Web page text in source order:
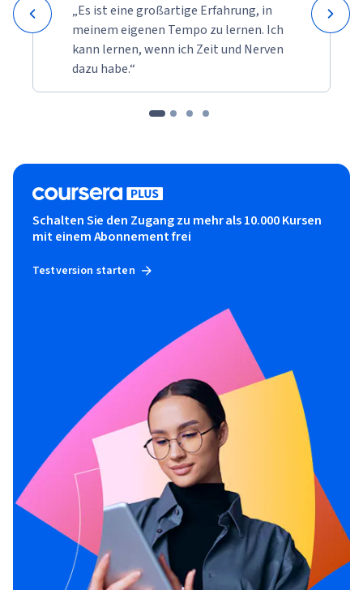
„Es ist eine großartige Erfahrung, in
meinem eigenen Tempo zu lernen. Ich
kann lernen, wenn ich Zeit und Nerven
dazu habe.“
Schalten Sie den Zugang zu mehr als 10.000 Kursen
mit einem Abonnement frei
Testversion starten